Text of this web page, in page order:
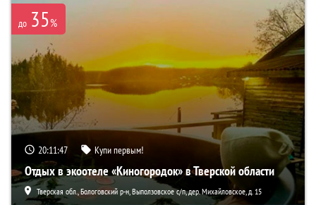
до 35%
20:11:45 Купи первым!
Отдых в экоотеле «Киногородок» в Тверской области
Тверская обл., Бологовский р-н, Выползовское с/п, дер. Михайловское, д. 15